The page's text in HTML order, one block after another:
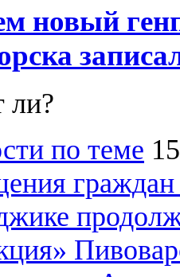
новый
ли?
по теме
граждан